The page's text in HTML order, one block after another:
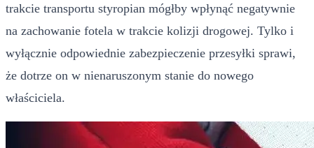
trakcie transportu styropian mógłby wpłynąć negatywnie
na zachowanie fotela w trakcie kolizji drogowej. Tylko i
wyłącznie odpowiednie zabezpieczenie przesyłki sprawi,
że dotrze on w nienaruszonym stanie do nowego
właściciela.